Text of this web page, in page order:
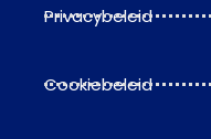
Privacybeleid
Cookiebeleid